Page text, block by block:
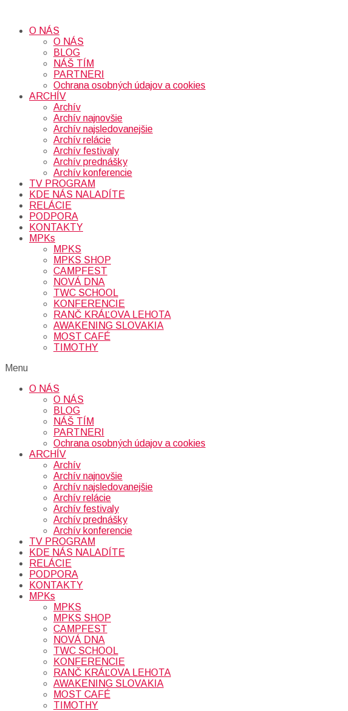
O NÁS
O NÁS
BLOG
NÁŠ TÍM
PARTNERI
Ochrana osobných údajov a cookies
ARCHÍV
Archív
Archív najnovšie
Archív najsledovanejšie
Archív relácie
Archív festivaly
Archív prednášky
Archív konferencie
TV PROGRAM
KDE NÁS NALADÍTE
RELÁCIE
PODPORA
KONTAKTY
MPKs
MPKS
MPKS SHOP
CAMPFEST
NOVÁ DNA
TWC SCHOOL
KONFERENCIE
RANČ KRÁĽOVA LEHOTA
AWAKENING SLOVAKIA
MOST CAFÉ
TIMOTHY
Menu
O NÁS
O NÁS
BLOG
NÁŠ TÍM
PARTNERI
Ochrana osobných údajov a cookies
ARCHÍV
Archív
Archív najnovšie
Archív najsledovanejšie
Archív relácie
Archív festivaly
Archív prednášky
Archív konferencie
TV PROGRAM
KDE NÁS NALADÍTE
RELÁCIE
PODPORA
KONTAKTY
MPKs
MPKS
MPKS SHOP
CAMPFEST
NOVÁ DNA
TWC SCHOOL
KONFERENCIE
RANČ KRÁĽOVA LEHOTA
AWAKENING SLOVAKIA
MOST CAFÉ
TIMOTHY